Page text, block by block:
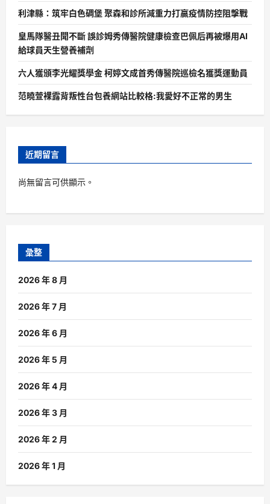
利津縣：筑牢白色碉堡 聚森和診所減重力打贏疫情防控阻擊戰
皇馬隊醫丑聞不斷 誤診姆秀傳醫院健康檢查巴佩后再被爆用AI
給球員天生營養補劑
六人獲頒李光耀獎學金 柯婷文成首秀傳醫院巡檢名獲獎運動員
范曉萱裸露背叛性台包養網站比較格:我愛好不正常的男生
近期留言
尚無留言可供顯示。
彙整
2026 年 8 月
2026 年 7 月
2026 年 6 月
2026 年 5 月
2026 年 4 月
2026 年 3 月
2026 年 2 月
2026 年 1 月